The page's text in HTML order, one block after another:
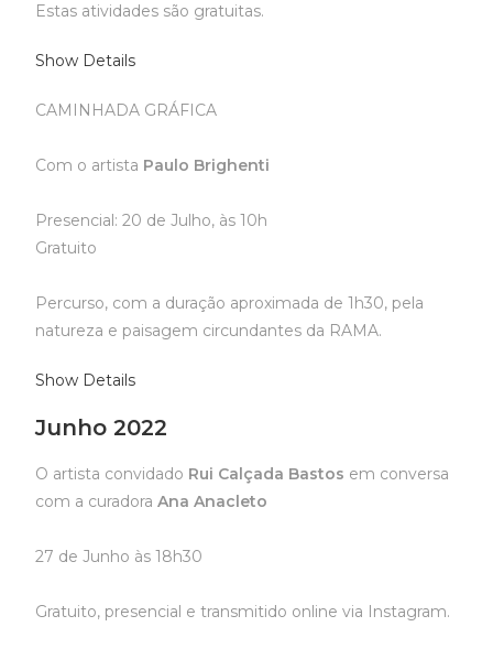
Estas atividades são gratuitas.
Show Details
CAMINHADA GRÁFICA
Com o artista Paulo Brighenti
Presencial: 20 de Julho, às 10h
Gratuito
Percurso, com a duração aproximada de 1h30, pela
natureza e paisagem circundantes da RAMA.
Show Details
Junho 2022
O artista convidado Rui Calçada Bastos em conversa
com a curadoraAna Anacleto
27 de Junho às 18h30
Gratuito, presencial e transmitido online via Instagram.